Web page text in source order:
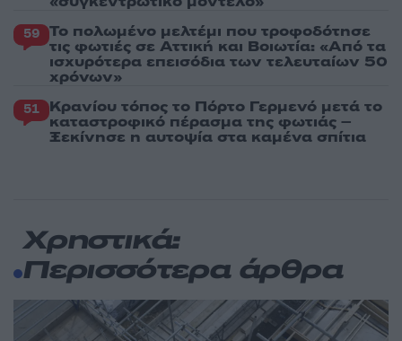
59 Το πολωμένο μελτέμι που τροφοδότησε
τις φωτιές σε Αττική και Βοιωτία: «Από τα
ισχυρότερα επεισόδια των τελευταίων 50
χρόνων»
51 Κρανίου τόπος το Πόρτο Γερμενό μετά το
καταστροφικό πέρασμα της φωτιάς –
Ξεκίνησε η αυτοψία στα καμένα σπίτια
Χρηστικά:
Περισσότερα άρθρα